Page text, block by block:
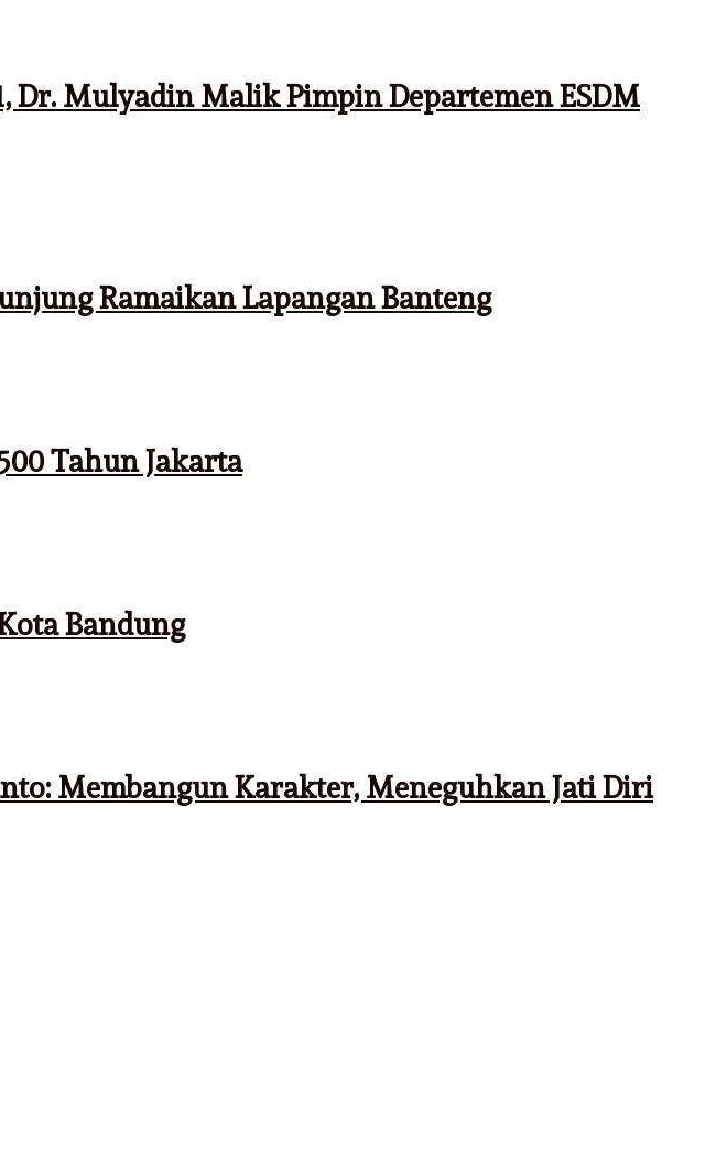
Dr. Mulyadin Malik Pimpin Departemen ESDM
Ramaikan Lapangan Banteng
Tahun Jakarta
Bandung
Membangun Karakter, Meneguhkan Jati Diri